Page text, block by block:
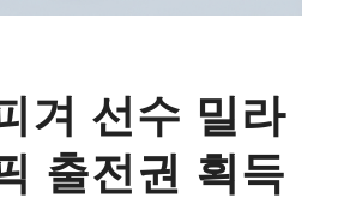
겨 선수 밀라
출전권 획득